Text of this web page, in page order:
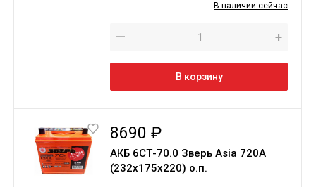
В наличии сейчас
— +
В корзину
8690 ₽
АКБ 6СТ-70.0 Зверь Asia 720A
(232х175х220) о.п.